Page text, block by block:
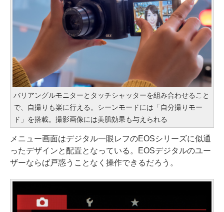
バリアングルモニターとタッチシャッターを組み合わせること
で、自撮りも楽に行える。シーンモードには「自分撮りモー
ド」を搭載。撮影画像には美肌効果も与えられる
メニュー画面はデジタル一眼レフのEOSシリーズに似通
ったデザインと配置となっている。EOSデジタルのユー
ザーならば戸惑うことなく操作できるだろう。